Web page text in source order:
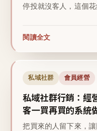
停投就沒客人，這個
閱讀全文
私域社群 會員經營
私域社群行銷：經
客一買再買的系統
把買來的人留下來，讓